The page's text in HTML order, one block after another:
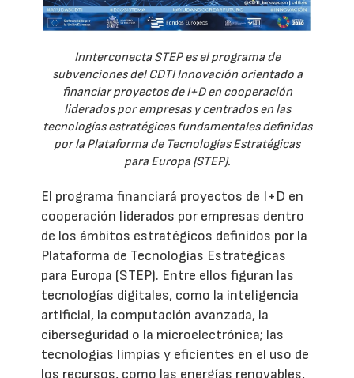
Innterconecta STEP es el programa de
subvenciones del CDTI Innovación orientado a
financiar proyectos de I+D en cooperación
liderados por empresas y centrados en las
tecnologías estratégicas fundamentales definidas
por la Plataforma de Tecnologías Estratégicas
para Europa (STEP).
El programa financiará proyectos de I+D en
cooperación liderados por empresas dentro
de los ámbitos estratégicos definidos por la
Plataforma de Tecnologías Estratégicas
para Europa (STEP). Entre ellos figuran las
tecnologías digitales, como la inteligencia
artificial, la computación avanzada, la
ciberseguridad o la microelectrónica; las
tecnologías limpias y eficientes en el uso de